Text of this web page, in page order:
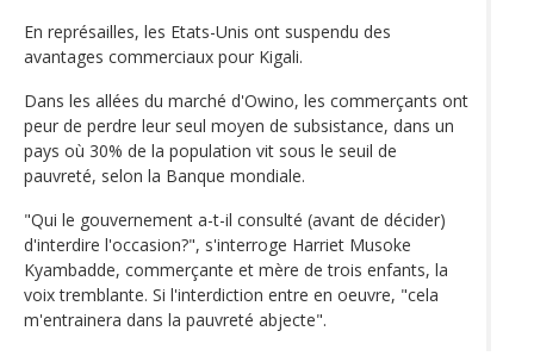
En représailles, les Etats-Unis ont suspendu des
avantages commerciaux pour Kigali.
Dans les allées du marché d'Owino, les commerçants ont
peur de perdre leur seul moyen de subsistance, dans un
pays où 30% de la population vit sous le seuil de
pauvreté, selon la Banque mondiale.
"Qui le gouvernement a-t-il consulté (avant de décider)
d'interdire l'occasion?", s'interroge Harriet Musoke
Kyambadde, commerçante et mère de trois enfants, la
voix tremblante. Si l'interdiction entre en oeuvre, "cela
m'entrainera dans la pauvreté abjecte".